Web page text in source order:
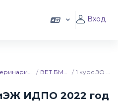
Вход
Ветеринария. Болезни мелких и экзотических животных ВЕТ.БМиЭЖ ЗФ ИДПО 2022 год набора 1 курс ЗО ВЕТ.БМиЭЖ ИДПО 2022 год набора
ИДПО 2022 год